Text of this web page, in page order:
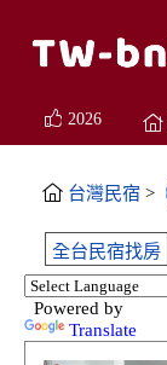
2026
台灣民宿 >
全台民宿找房
Powered by
Translate